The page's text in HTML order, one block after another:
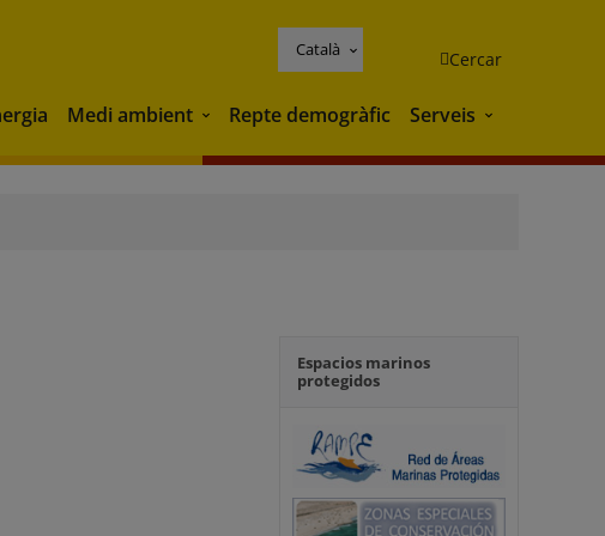
Català Cercar
Medi ambient Medi ambient
Repte demogràfic Serveis Serveis
Espacios marinos
protegidos